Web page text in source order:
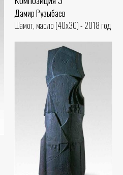
Дамир Рузыбаев
Шамот, масло (40x30) - 2018 год